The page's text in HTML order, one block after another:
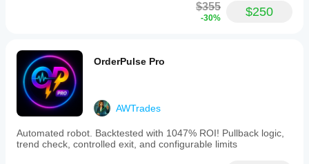
$355
-30% $250
OrderPulse Pro
AWTrades
Automated robot. Backtested with 1047% ROI! Pullback logic,
trend check, controlled exit, and configurable limits